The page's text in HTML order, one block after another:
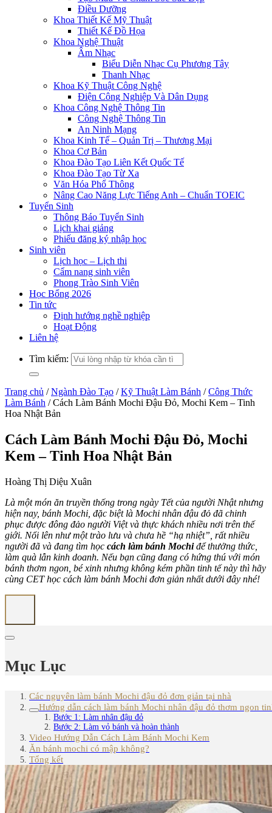
Loading...
Điều Dưỡng
Khoa Thiết Kế Mỹ Thuật
Thiết Kế Đồ Họa
Khoa Nghệ Thuật
Âm Nhạc
Biểu Diễn Nhạc Cụ Phương Tây
Thanh Nhạc
Khoa Kỹ Thuật Công Nghệ
Điện Công Nghiệp Và Dân Dụng
Khoa Công Nghệ Thông Tin
Công Nghệ Thông Tin
An Ninh Mạng
Khoa Kinh Tế – Quản Trị – Thương Mại
Khoa Cơ Bản
Khoa Đào Tạo Liên Kết Quốc Tế
Khoa Đào Tạo Từ Xa
Văn Hóa Phổ Thông
Nâng Cao Năng Lực Tiếng Anh – Chuẩn TOEIC
Tuyển Sinh
Thông Báo Tuyển Sinh
Lịch khai giảng
Phiếu đăng ký nhập học
Sinh viên
Lịch học – Lịch thi
Cẩm nang sinh viên
Phong Trào Sinh Viên
Học Bổng 2026
Tin tức
Định hướng nghề nghiệp
Hoạt Động
Liên hệ
Tìm kiếm:
Trang chủ / Ngành Đào Tạo / Kỹ Thuật Làm Bánh / Công Thức
Làm Bánh / Cách Làm Bánh Mochi Đậu Đỏ, Mochi Kem – Tinh
Hoa Nhật Bản
Cách Làm Bánh Mochi Đậu Đỏ, Mochi
Kem – Tinh Hoa Nhật Bản
Hoàng Thị Diệu Xuân
Là một món ăn truyền thống trong ngày Tết của người Nhật nhưng
hiện nay, bánh Mochi, đặc biệt là Mochi nhân đậu đỏ đã chinh
phục được đông đảo người Việt và thực khách nhiều nơi trên thế
giới. Nổi lên như một trào lưu và chưa hề “hạ nhiệt”, rất nhiều
người đã và đang tìm học cách làm bánh Mochiđể thưởng thức,
làm quà lẫn kinh doanh. Nếu bạn cũng đang có hứng thú với món
bánh thơm ngon, bé xinh nhưng không kém phần tinh tế này thì hãy
cùng CET học cách làm bánh Mochi đơn giản nhất dưới đây nhé!
Mục Lục
Các nguyên làm bánh Mochi đậu đỏ đơn giản tại nhà
Hướng dẫn cách làm bánh Mochi nhân đậu đỏ thơm ngon
Bước 1: Làm nhân đậu đỏ
Bước 2: Làm vỏ bánh và hoàn thành
Video Hướng Dẫn Cách Làm Bánh Mochi Kem
Ăn bánh mochi có mập không?
Tổng kết